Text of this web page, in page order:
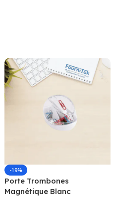
-19%
Porte Trombones
Magnétique Blanc